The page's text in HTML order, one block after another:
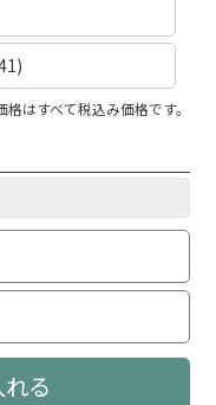
はすべて税込み価格です。
る